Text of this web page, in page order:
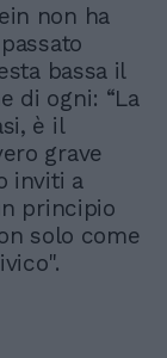
non ha
bassa il
di ogni: “La
è il
grave
inviti a
principio
solo come